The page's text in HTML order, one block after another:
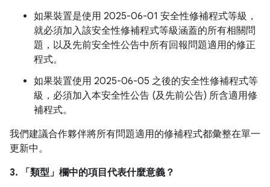
如果裝置是使用 2025-06-01 安全性修補程式等級，
就必須加入該安全性修補程式等級涵蓋的所有相關問
題，以及先前安全性公告中所有回報問題適用的修正
程式。
如果裝置使用 2025-06-05 之後的安全性修補程式等
級，必須加入本安全性公告 (及先前公告) 所含適用修
補程式。
我們建議合作夥伴將所有問題適用的修補程式都彙整在單一
更新中。
3. 「類型」 欄中的項目代表什麼意義？